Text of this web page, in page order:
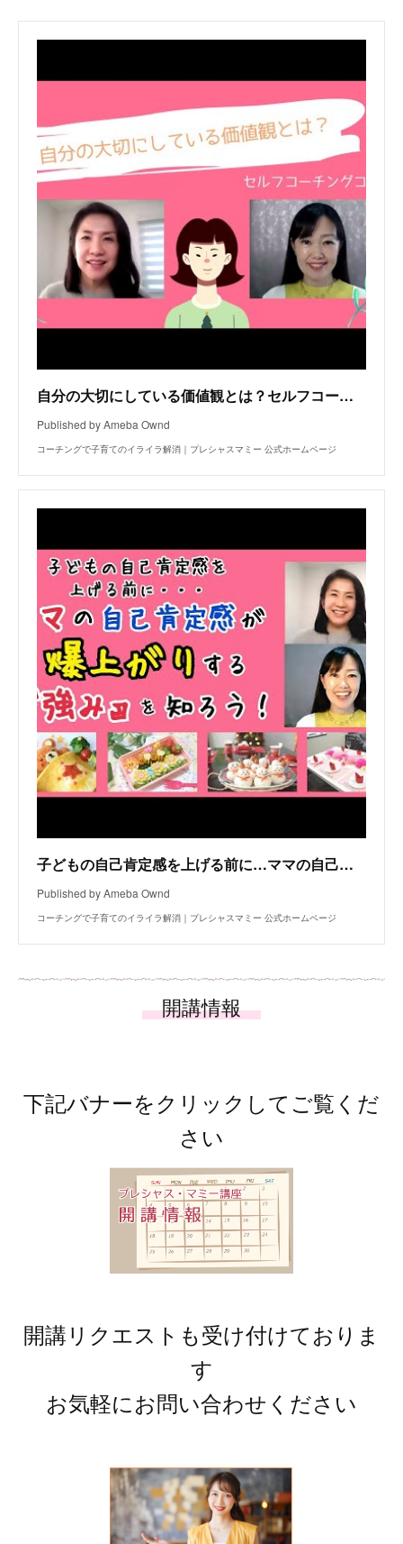
自分の大切にしている価値観とは？セルフコーチング 『ニーズ』と『価値』の違い
Published by Ameba Ownd
コーチングで子育てのイライラ解消｜プレシャスマミー 公式ホームページ
子どもの自己肯定感を上げる前に…ママの自己肯定感が爆上がりする『強み』を知ろう！
Published by Ameba Ownd
コーチングで子育てのイライラ解消｜プレシャスマミー 公式ホームページ
下記バナーをクリックしてご覧くだ
さい
開講リクエストも受け付けておりま
す
お気軽にお問い合わせください